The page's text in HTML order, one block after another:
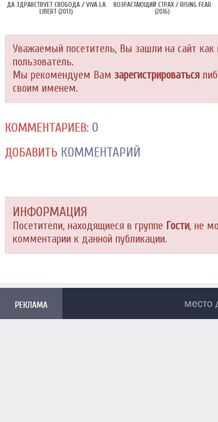
ДА ЗДРАВСТВУЕТ СВОБОДА / VIVA LA
LIBERT (2013)
ВОЗРАСТАЮЩИЙ СТРАХ / RISING FEAR
(2016)
Уважаемый посетитель, Вы зашли на сайт как
пользователь.
Мы рекомендуем Вам зарегистрироваться
своим именем.
КОММЕНТАРИЕВ: 0
ДОБАВИТЬ КОММЕНТАРИЙ
ИНФОРМАЦИЯ
Посетители, находящиеся в группе Гости, не
комментарии к данной публикации.